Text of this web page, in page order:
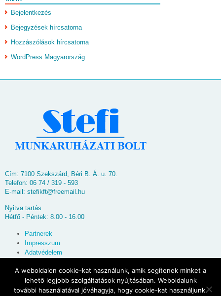
Bejelentkezés
Bejegyzések hírcsatorna
Hozzászólások hírcsatorna
WordPress Magyarország
Cím: 7100 Szekszárd, Béri B. Á. u. 70.
Telefon: 06 74 / 319 - 593
E-mail: stefikft@freemail.hu
Nyitva tartás
Hétfő - Péntek: 8.00 - 16.00
Partnerek
Impresszum
Adatvédelem
© 2026Stefi Munkaruházati Bolt
A weboldalon cookie-kat használunk, amik segítenek minket a
lehető legjobb szolgáltatások nyújtásában. Weboldalunk
további használatával jóváhagyja, hogy cookie-kat használjunk.